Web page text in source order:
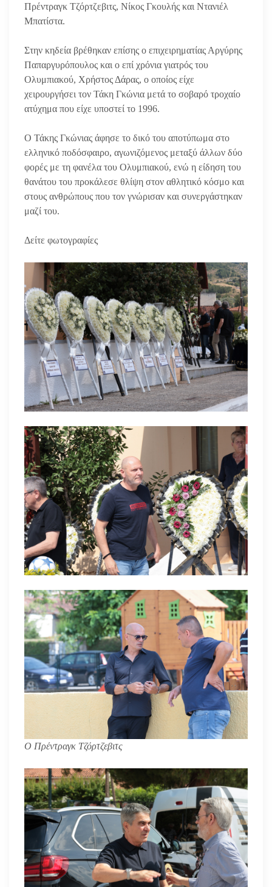
Πρέντραγκ Τζόρτζεβιτς, Νίκος Γκουλής και Ντανιέλ
Μπατίστα.
Στην κηδεία βρέθηκαν επίσης ο επιχειρηματίας Αργύρης
Παπαργυρόπουλος και ο επί χρόνια γιατρός του
Ολυμπιακού, Χρήστος Δάρας, ο οποίος είχε
χειρουργήσει τον Τάκη Γκώνια μετά το σοβαρό τροχαίο
ατύχημα που είχε υποστεί το 1996.
Ο Τάκης Γκώνιας άφησε το δικό του αποτύπωμα στο
ελληνικό ποδόσφαιρο, αγωνιζόμενος μεταξύ άλλων δύο
φορές με τη φανέλα του Ολυμπιακού, ενώ η είδηση του
θανάτου του προκάλεσε θλίψη στον αθλητικό κόσμο και
στους ανθρώπους που τον γνώρισαν και συνεργάστηκαν
μαζί του.
Δείτε φωτογραφίες
Ο Πρέντραγκ Τζόρτζεβιτς